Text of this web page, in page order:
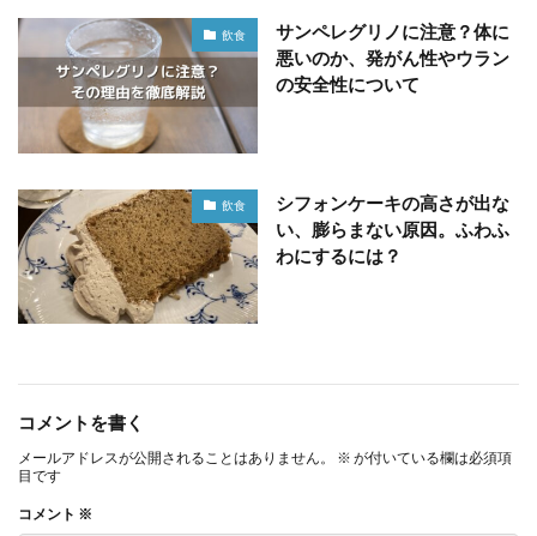
飲食
サンペレグリノに注意？体に
悪いのか、発がん性やウラン
の安全性について
飲食
シフォンケーキの高さが出な
い、膨らまない原因。ふわふ
わにするには？
コメントを書く
メールアドレスが公開されることはありません。 ※ が付いている欄は必須項
目です
コメント ※